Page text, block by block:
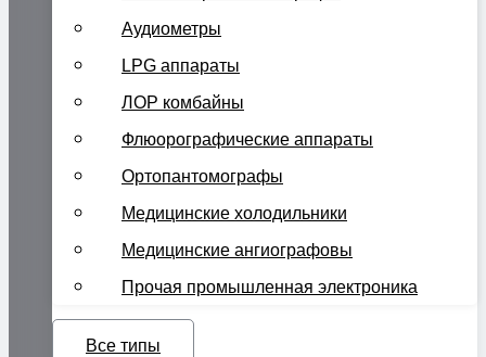
Аудиометры
LPG аппараты
ЛОР комбайны
Флюорографические аппараты
Ортопантомографы
Медицинские холодильники
Медицинские ангиографовы
Прочая промышленная электроника
Все типы